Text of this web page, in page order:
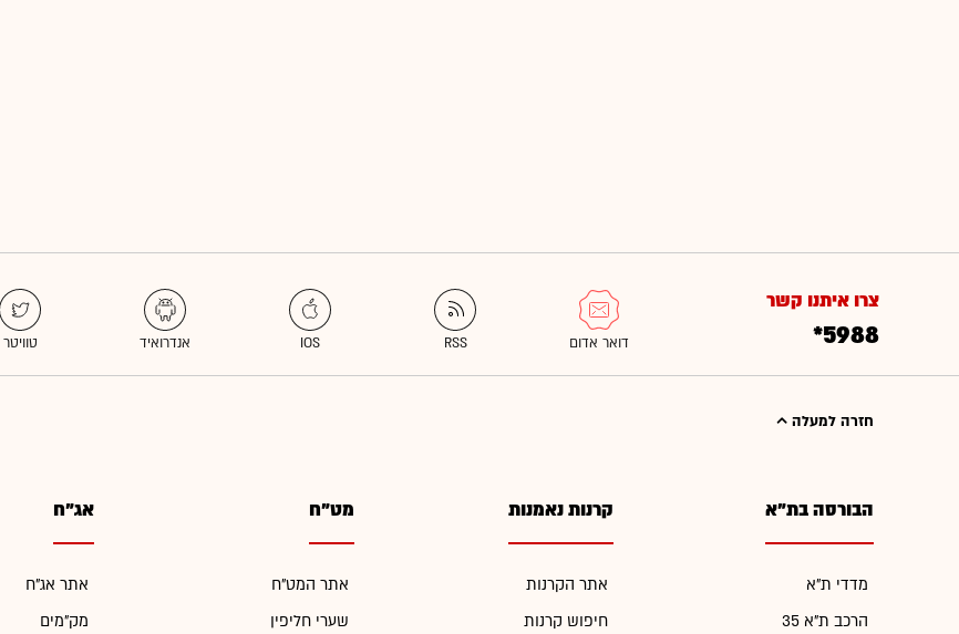
צרו איתנו קשר
*5988
חזרה למעלה
הבורסה בת"א
מדדי ת"א
הרכב ת"א 35
קרנות נאמנות
אתר הקרנות
חיפוש קרנות
מט"ח
אתר המט"ח
שערי חליפין
אג"ח
אתר אג"ח
מק"מים